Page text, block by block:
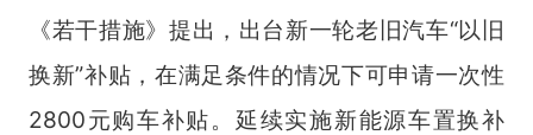
《若干措施》提出，出台新一轮老旧汽车“以旧
换新”补贴，在满足条件的情况下可申请一次性
2800元购车补贴。延续实施新能源车置换补